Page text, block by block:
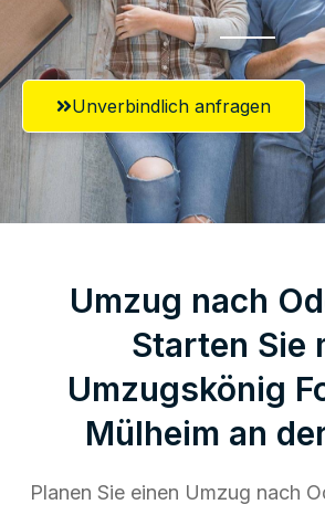
Unverbindlich anfragen
Umzug nach
Starten Sie
Umzugskönig
Mülheim an
Planen Sie einen Umzug nach